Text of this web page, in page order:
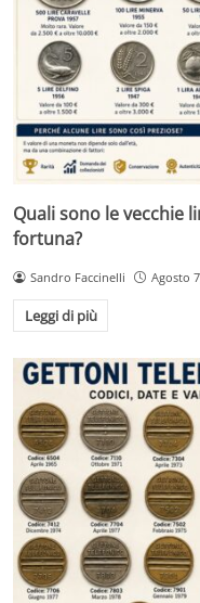
Quali sono le vecchie
fortuna?
Sandro Faccinelli Agosto
Leggi di più